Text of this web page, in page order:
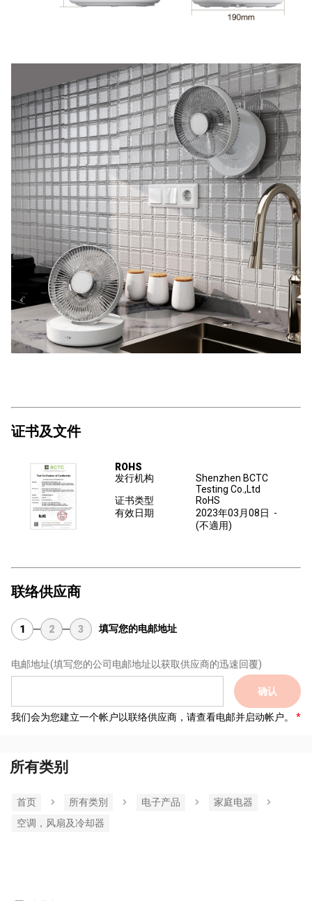
证书及文件
ROHS
发行机构
Shenzhen BCTC
Testing Co.,Ltd
证书类型
RoHS
有效日期
2023年03月08日 -
(不適用)
联络供应商
1 2 3 填写您的电邮地址
电邮地址(填写您的公司电邮地址以获取供应商的迅速回覆)
确认
我们会为您建立一个帐户以联络供应商，请查看电邮并启动帐户。
所有类别
首页 所有类別 电子产品
家庭电器
空调，风扇及冷却器